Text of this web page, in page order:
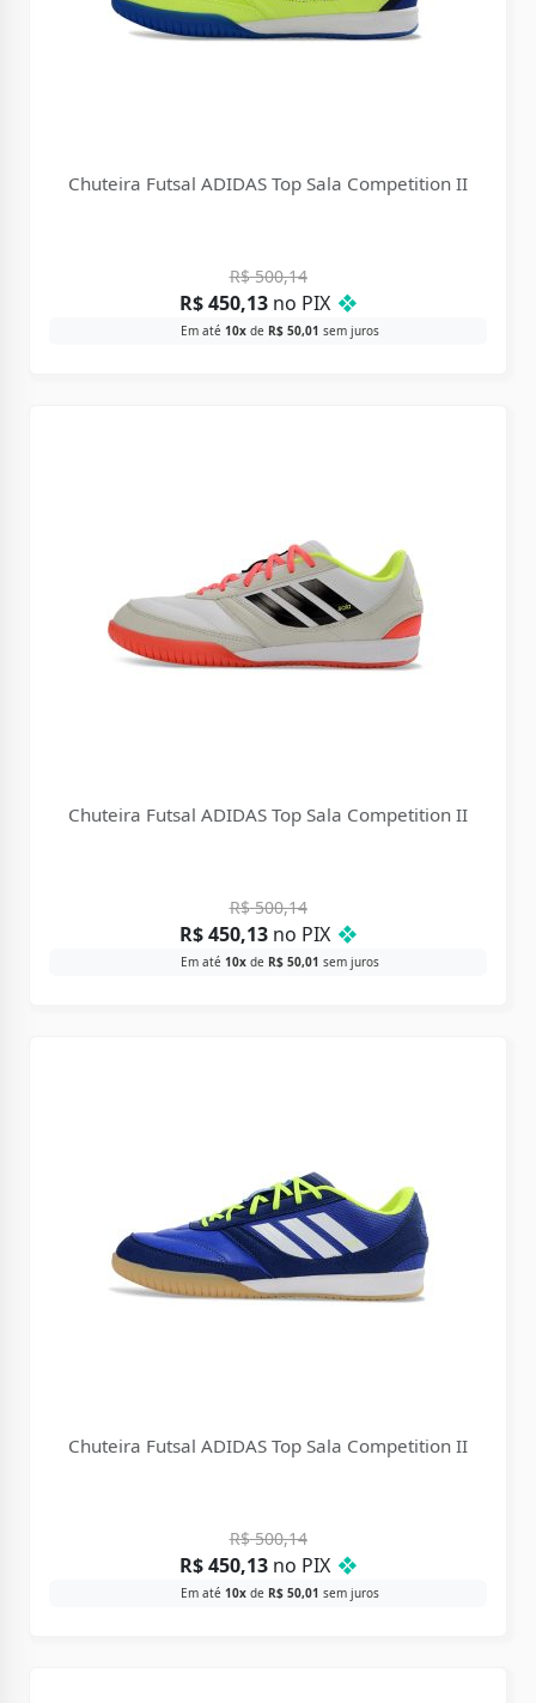
Chuteira Futsal ADIDAS Top Sala Competition II
R$500,14
R$450,13no PIX ❖
Em até 10xde R$50,01 sem juros
Chuteira Futsal ADIDAS Top Sala Competition II
R$500,14
R$450,13no PIX ❖
Em até 10xde R$50,01 sem juros
Chuteira Futsal ADIDAS Top Sala Competition II
R$500,14
R$450,13no PIX ❖
Em até 10xde R$50,01 sem juros